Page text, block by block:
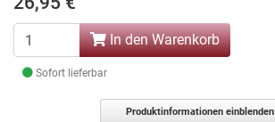
In den Warenkorb
Sofort lieferbar
Produktinformationen einblenden